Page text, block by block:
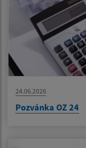
24.06.2026
Pozvánka OZ 24